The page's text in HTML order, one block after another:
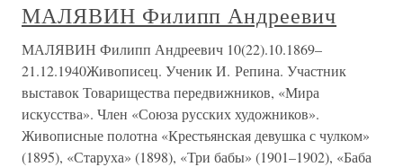
МАЛЯВИН Филипп Андреевич
МАЛЯВИН Филипп Андреевич 10(22).10.1869–
21.12.1940Живописец. Ученик И. Репина. Участник
выставок Товарищества передвижников, «Мира
искусства». Член «Союза русских художников».
Живописные полотна «Крестьянская девушка с чулком»
(1895), «Старуха» (1898), «Три бабы» (1901–1902), «Баба